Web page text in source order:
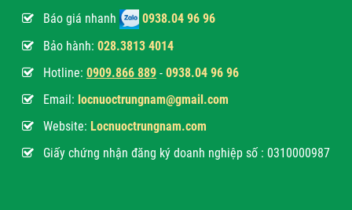
Báo giá nhanh
0938.04 96 96
Bảo hành: 028.3813 4014
Hotline: 0909.866 889 - 0938.04 96 96
Email: locnuoctrungnam@gmail.com
Website: Locnuoctrungnam.com
Giấy chứng nhận đăng ký doanh nghiệp số : 0310000987